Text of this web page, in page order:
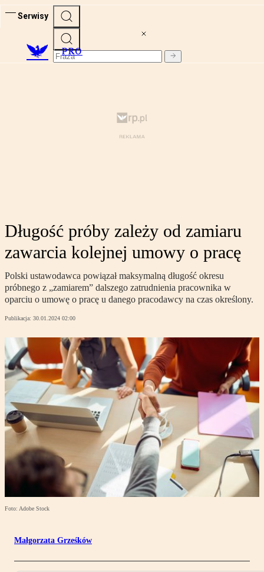
Serwisy
PRO
Długość próby zależy od zamiaru
zawarcia kolejnej umowy o pracę
Polski ustawodawca powiązał maksymalną długość okresu
próbnego z „zamiarem” dalszego zatrudnienia pracownika w
oparciu o umowę o pracę u danego pracodawcy na czas określony.
Publikacja: 30.01.2024 02:00
Foto: Adobe Stock
Małgorzata Grześków